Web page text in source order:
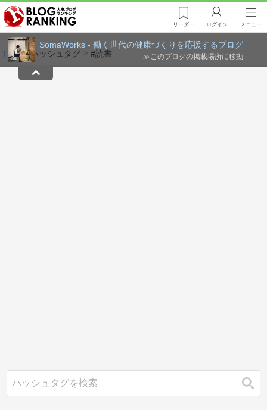
リーダー ログイン メニュー
SomaWorks - 働く世代の健康づくりを応援するブログ
≫このブログの掲載場所に移動
TOP ハッシュタグ #読書
検索